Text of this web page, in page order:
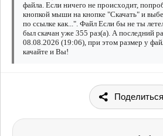
файла. Если ничего не происходит,
кнопкой мыши на кнопке "Скачать" и
по ссылке как...". Файл Если бы не ты
был скачан уже 355 раз(а). А последний
08.08.2026 (19:06), при этом размер у
качайте и Вы!
Поделиться